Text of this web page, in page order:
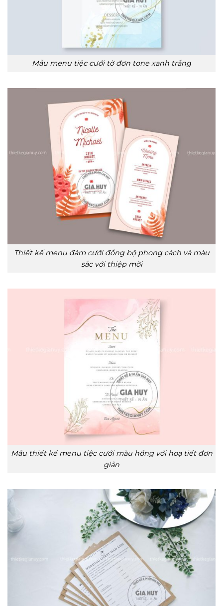
Mẫu menu tiệc cưới tờ đơn tone xanh trắng
Thiết kế menu đám cưới đồng bộ phong cách và màu
sắc với thiệp mời
Mẫu thiết kế menu tiệc cưới màu hồng với hoạ tiết đơn
giản